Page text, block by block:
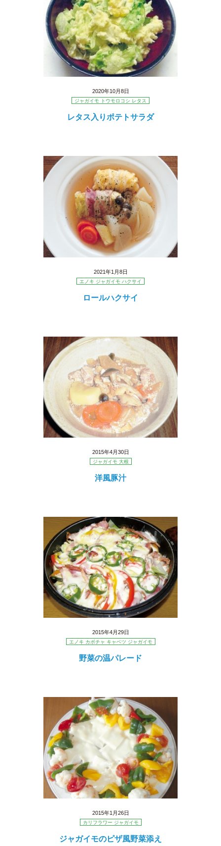
2020年10月8日
ジャガイモ トウモロコシ レタス
レタス入りポテトサラダ
2021年1月8日
エノキ ジャガイモ ハクサイ
ロールハクサイ
2015年4月30日
ジャガイモ 大根
洋風豚汁
2015年4月29日
エノキ カボチャ キャベツ ジャガイモ
野菜の温パレード
2015年1月26日
カリフラワー ジャガイモ
ジャガイモのピザ風野菜添え